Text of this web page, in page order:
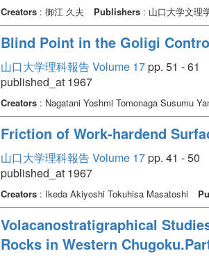
Creators: 御江 久夫 Publishers: 山口大学文理
Blind Point in the Goligi
山口大学理科報告 Volume 17pp. 51 - 61
published_at 1967
Creators: Nagatani Yoshmi Tomonaga Susumu
Friction of Work-hardend
山口大学理科報告 Volume 17pp. 41 - 50
published_at 1967
Creators: Ikeda Akiyoshi Tokuhisa Masatoshi
Volacanostratigraphical
Rocks in Western